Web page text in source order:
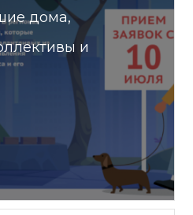
дома,
и